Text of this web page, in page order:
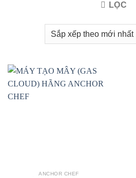
LỌC
ANCHOR CHEF